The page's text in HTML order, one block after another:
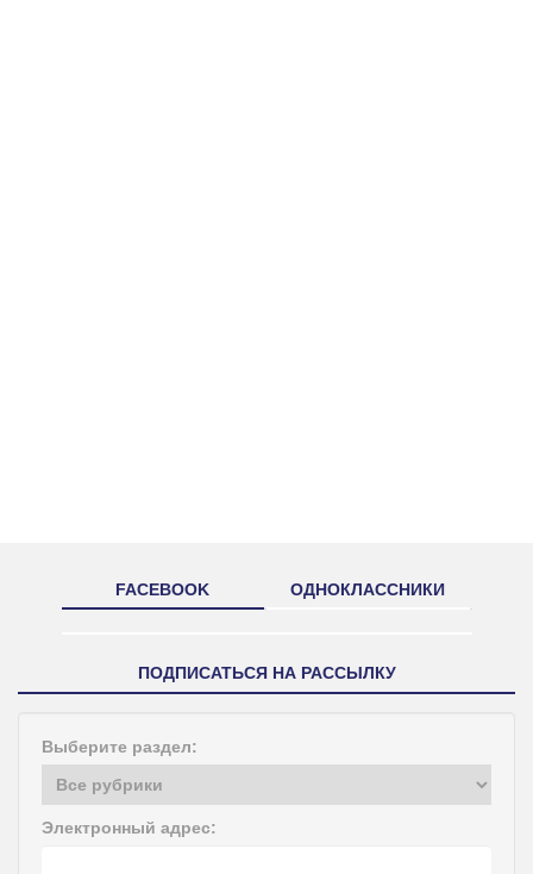
FACEBOOK ОДНОКЛАССНИКИ
ПОДПИСАТЬСЯ НА РАССЫЛКУ
Выберите раздел:
Электронный адрес: